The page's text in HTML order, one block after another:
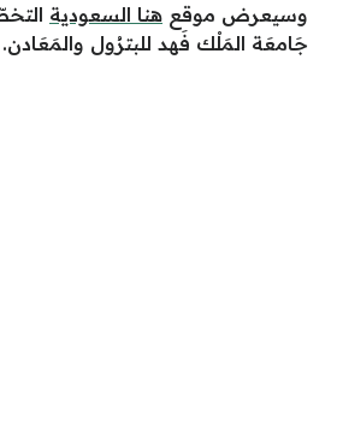
وسيعرض موقع هنا السعودية
جَامعَة المَلْك فَهد للبترُول والمَعَادن.